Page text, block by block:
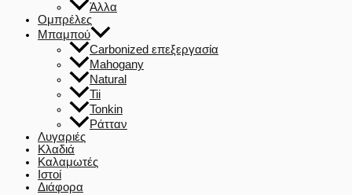
Άλλα
Ομπρέλες
Μπαμπού
Carbonized επεξεργασία
Mahogany
Natural
Tii
Tonkin
Ράτταν
Λυγαριές
Κλαδιά
Καλαμωτές
Ιστοί
Διάφορα